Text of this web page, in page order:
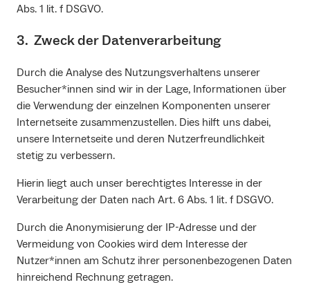
Abs. 1 lit. f DSGVO.
3. Zweck der Datenverarbeitung
Durch die Analyse des Nutzungsverhaltens unserer
Besucher*innen sind wir in der Lage, Informationen über
die Verwendung der einzelnen Komponenten unserer
Internetseite zusammenzustellen. Dies hilft uns dabei,
unsere Internetseite und deren Nutzerfreundlichkeit
stetig zu verbessern.
Hierin liegt auch unser berechtigtes Interesse in der
Verarbeitung der Daten nach Art. 6 Abs. 1 lit. f DSGVO.
Durch die Anonymisierung der IP-Adresse und der
Vermeidung von Cookies wird dem Interesse der
Nutzer*innen am Schutz ihrer personenbezogenen Daten
hinreichend Rechnung getragen.